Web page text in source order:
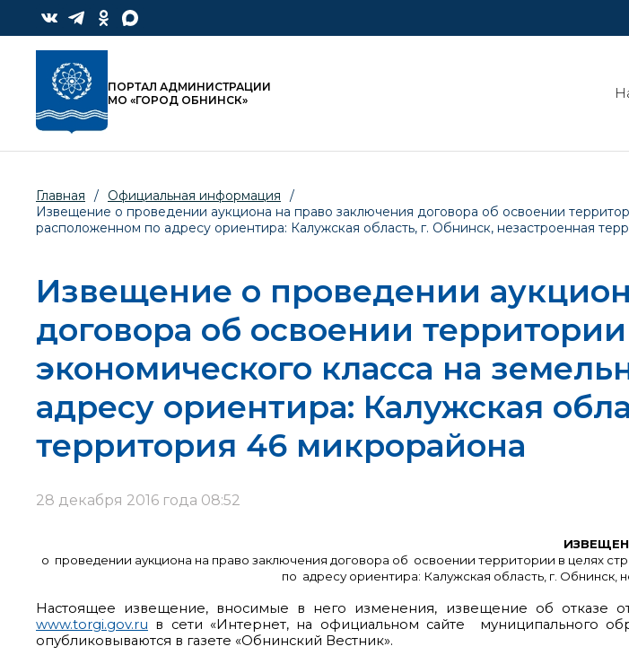
ПОРТАЛ АДМИНИСТРАЦИИ
МО «ГОРОД ОБНИНСК»
Главная / Официальная информация
/
Извещение о проведении аукциона на право заключения договора об освоении
расположенном по адресу ориентира: Калужская область, г. Обнинск, незастроенная
Извещение о проведении
договора об освоении
экономического класса на
адресу ориентира: Калужская
территория 46 микрорайона
28 декабря 2016 года 08:52
о проведении аукциона на право заключения договора об освоении территории в целях
по адресу ориентира: Калужская область, г.
Настоящее извещение, вносимые в него изменения, извещение об отказе
www.torgi.gov.ru в сети «Интернет, на официальном сайте муниципального
опубликовываются в газете «Обнинский Вестник».